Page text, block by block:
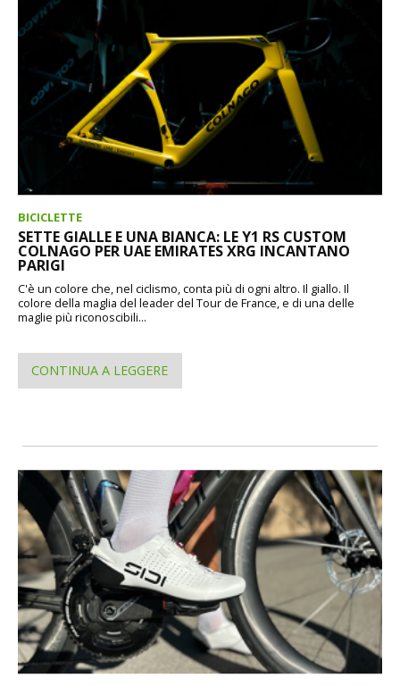
BICICLETTE
SETTE GIALLE E UNA BIANCA: LE Y1 RS CUSTOM
COLNAGO PER UAE EMIRATES XRG INCANTANO
PARIGI
C'è un colore che, nel ciclismo, conta più di ogni altro. Il giallo. Il
colore della maglia del leader del Tour de France, e di una delle
maglie più riconoscibili...
CONTINUA A LEGGERE